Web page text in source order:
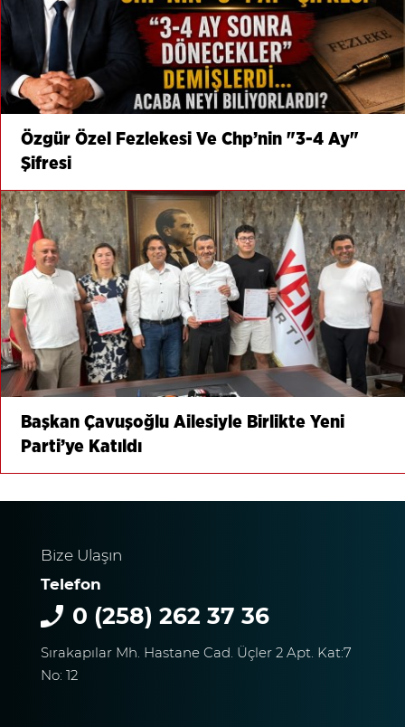
Özgür Özel Fezlekesi Ve Chp’nin "3-4 Ay"
Şifresi
Başkan Çavuşoğlu Ailesiyle Birlikte Yeni
Parti’ye Katıldı
Bize Ulaşın
Telefon
0 (258) 262 37 36
Sırakapılar Mh. Hastane Cad. Üçler 2 Apt. Kat:7
No: 12